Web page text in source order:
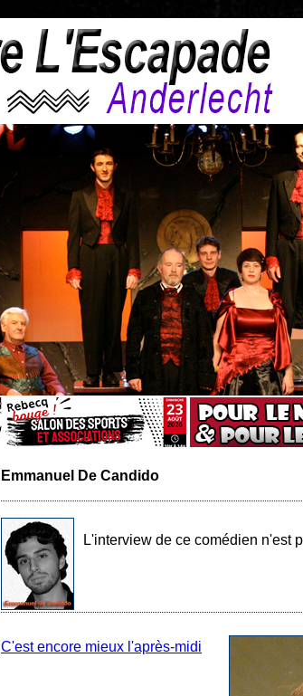
Emmanuel De Candido
L'interview de ce comédien n'est
C'est encore mieux l'après-midi